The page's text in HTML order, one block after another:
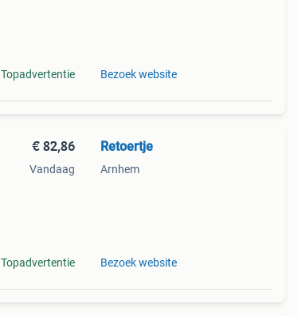
Topadvertentie Bezoek website
€ 82,86
Vandaag
Topadvertentie
Retoertje
Arnhem
Bezoek website